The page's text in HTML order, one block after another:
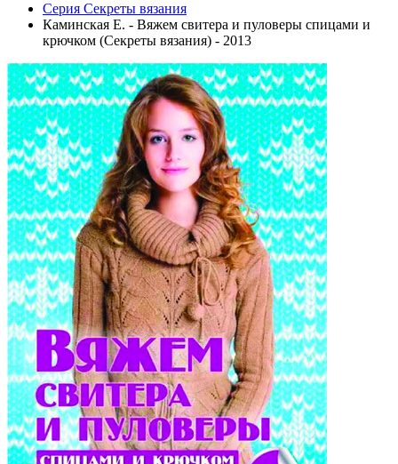
Серия Секреты вязания
Каминская Е. - Вяжем свитера и пуловеры спицами и
крючком (Секреты вязания) - 2013